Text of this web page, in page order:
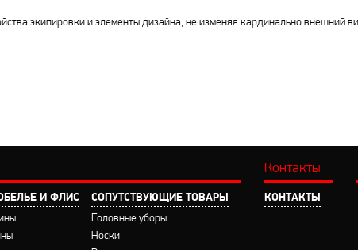
экипировки и элементы дизайна, не изменяя кардинально внешний
И ФЛИС
CОПУТСТВУЮЩИЕ ТОВАРЫ
Головные уборы
Носки
Контакты
КОНТАКТЫ